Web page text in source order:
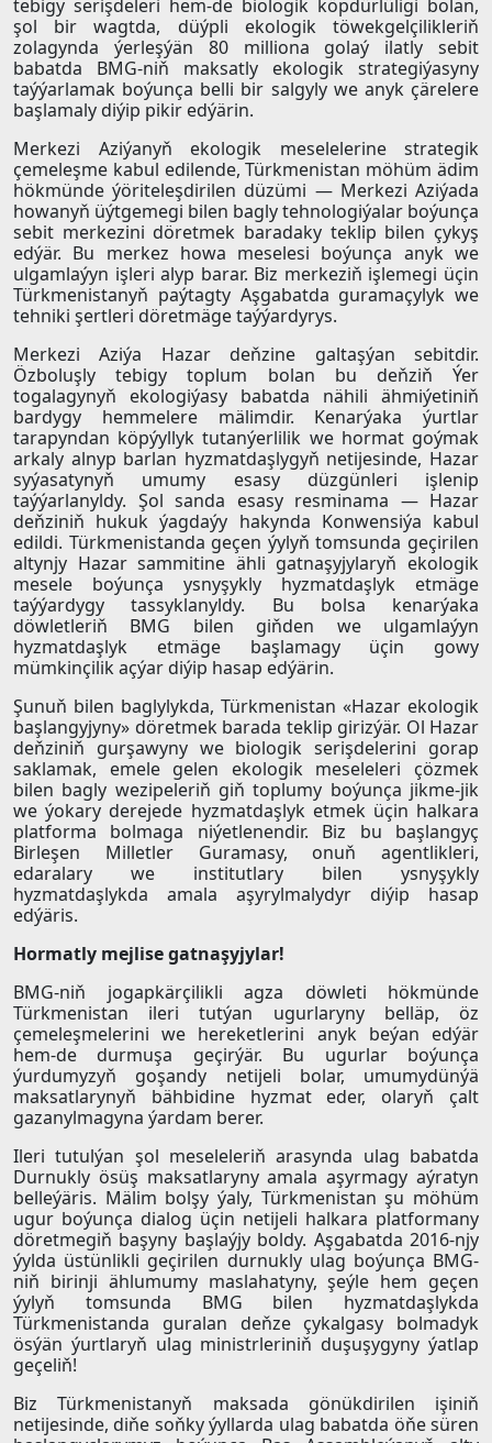
tebigy serişdeleri hem-de biologik köpdürlüligi bolan,
şol bir wagtda, düýpli ekologik töwekgelçilikleriň
zolagynda ýerleşýän 80 milliona golaý ilatly sebit
babatda BMG-niň maksatly ekologik strategiýasyny
taýýarlamak boýunça belli bir salgyly we anyk çärelere
başlamaly diýip pikir edýärin.
Merkezi Aziýanyň ekologik meselelerine strategik
çemeleşme kabul edilende, Türkmenistan möhüm ädim
hökmünde ýöriteleşdirilen düzümi — Merkezi Aziýada
howanyň üýtgemegi bilen bagly tehnologiýalar boýunça
sebit merkezini döretmek baradaky teklip bilen çykyş
edýär. Bu merkez howa meselesi boýunça anyk we
ulgamlaýyn işleri alyp barar. Biz merkeziň işlemegi üçin
Türkmenistanyň paýtagty Aşgabatda guramaçylyk we
tehniki şertleri döretmäge taýýardyrys.
Merkezi Aziýa Hazar deňzine galtaşýan sebitdir.
Özboluşly tebigy toplum bolan bu deňziň Ýer
togalagynyň ekologiýasy babatda nähili ähmiýetiniň
bardygy hemmelere mälimdir. Kenarýaka ýurtlar
tarapyndan köpýyllyk tutanýerlilik we hormat goýmak
arkaly alnyp barlan hyzmatdaşlygyň netijesinde, Hazar
syýasatynyň umumy esasy düzgünleri işlenip
taýýarlanyldy. Şol sanda esasy resminama — Hazar
deňziniň hukuk ýagdaýy hakynda Konwensiýa kabul
edildi. Türkmenistanda geçen ýylyň tomsunda geçirilen
altynjy Hazar sammitine ähli gatnaşyjylaryň ekologik
mesele boýunça ysnyşykly hyzmatdaşlyk etmäge
taýýardygy tassyklanyldy. Bu bolsa kenarýaka
döwletleriň BMG bilen giňden we ulgamlaýyn
hyzmatdaşlyk etmäge başlamagy üçin gowy
mümkinçilik açýar diýip hasap edýärin.
Şunuň bilen baglylykda, Türkmenistan «Hazar ekologik
başlangyjyny» döretmek barada teklip girizýär. Ol Hazar
deňziniň gurşawyny we biologik serişdelerini gorap
saklamak, emele gelen ekologik meseleleri çözmek
bilen bagly wezipeleriň giň toplumy boýunça jikme-jik
we ýokary derejede hyzmatdaşlyk etmek üçin halkara
platforma bolmaga niýetlenendir. Biz bu başlangyç
Birleşen Milletler Guramasy, onuň agentlikleri,
edaralary we institutlary bilen ysnyşykly
hyzmatdaşlykda amala aşyrylmalydyr diýip hasap
edýäris.
Hormatly mejlise gatnaşyjylar!
BMG-niň jogapkärçilikli agza döwleti hökmünde
Türkmenistan ileri tutýan ugurlaryny belläp, öz
çemeleşmelerini we hereketlerini anyk beýan edýär
hem-de durmuşa geçirýär. Bu ugurlar boýunça
ýurdumyzyň goşandy netijeli bolar, umumydünýä
maksatlarynyň bähbidine hyzmat eder, olaryň çalt
gazanylmagyna ýardam berer.
Ileri tutulýan şol meseleleriň arasynda ulag babatda
Durnukly ösüş maksatlaryny amala aşyrmagy aýratyn
belleýäris. Mälim bolşy ýaly, Türkmenistan şu möhüm
ugur boýunça dialog üçin netijeli halkara platformany
döretmegiň başyny başlaýjy boldy. Aşgabatda 2016-njy
ýylda üstünlikli geçirilen durnukly ulag boýunça BMG-
niň birinji ählumumy maslahatyny, şeýle hem geçen
ýylyň tomsunda BMG bilen hyzmatdaşlykda
Türkmenistanda guralan deňze çykalgasy bolmadyk
ösýän ýurtlaryň ulag ministrleriniň duşuşygyny ýatlap
geçeliň!
Biz Türkmenistanyň maksada gönükdirilen işiniň
netijesinde, diňe soňky ýyllarda ulag babatda öňe süren